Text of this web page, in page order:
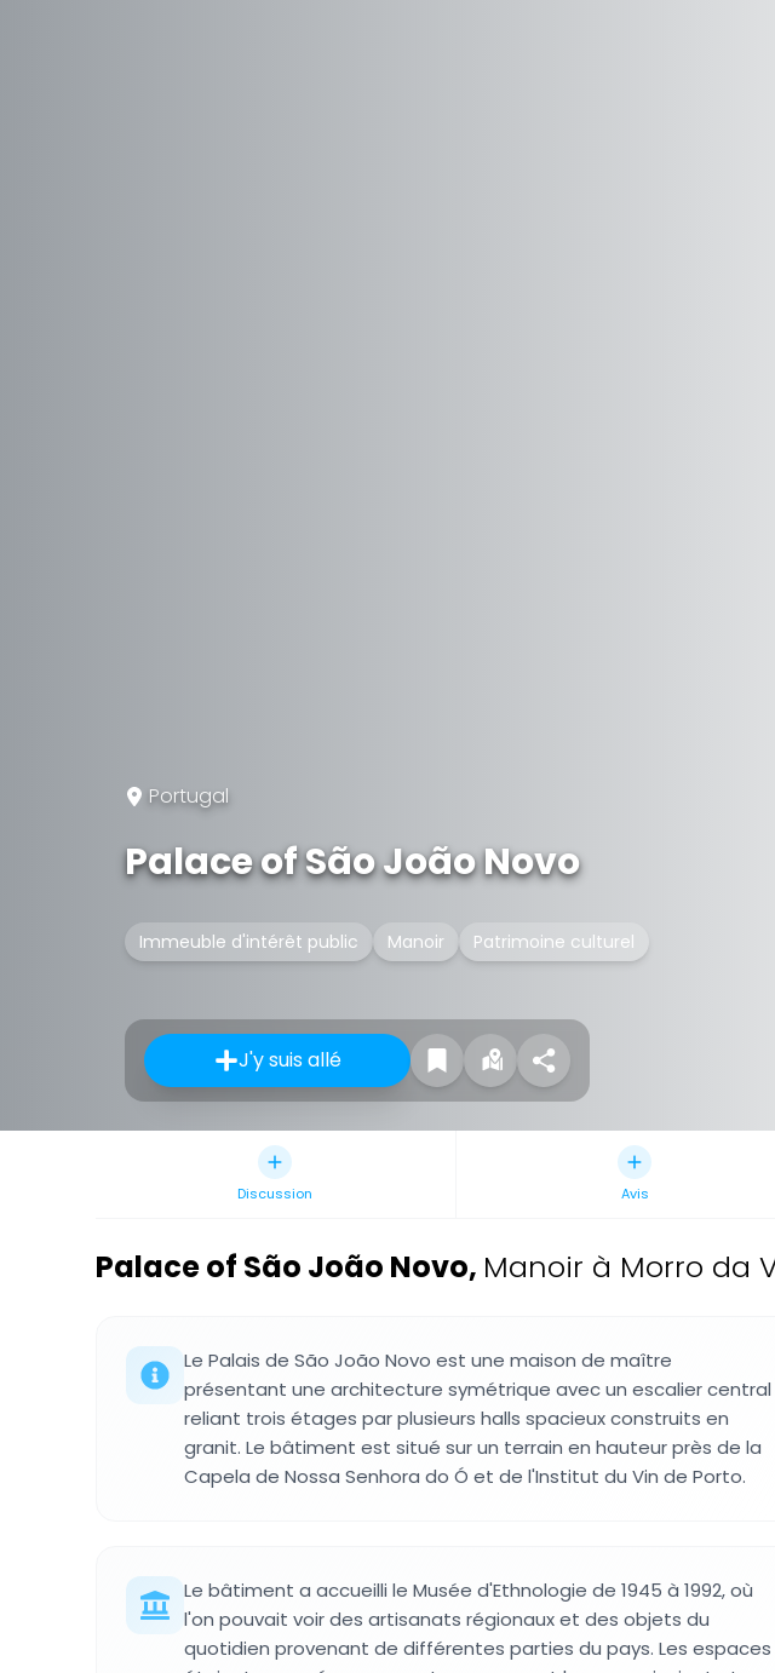
Portugal
Palace of São João Novo
Immeuble d'intérêt public Manoir Patrimoine culturel
J'y suis allé
Discussion Avis
Palace of São João Novo, Manoir à Morro da
Le Palais de São João Novo est une maison de maître
présentant une architecture symétrique avec un escalier central
reliant trois étages par plusieurs halls spacieux construits en
granit. Le bâtiment est situé sur un terrain en hauteur près de la
Capela de Nossa Senhora do Ó et de l'Institut du Vin de Porto.
Le bâtiment a accueilli le Musée d'Ethnologie de 1945 à 1992, où
l'on pouvait voir des artisanats régionaux et des objets du
quotidien provenant de différentes parties du pays. Les espaces